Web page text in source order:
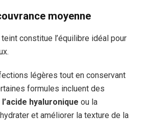
moyenne
constitue l’équilibre idéal pour
légères tout en conservant
formules incluent des
l’acide hyaluronique ou la
et améliorer la texture de la